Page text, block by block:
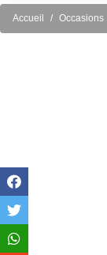
Accueil Occasions